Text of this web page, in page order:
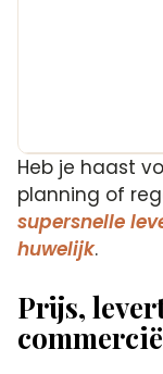
Heb je haast
planning of
supersnelle
huwelijk.
Prijs,